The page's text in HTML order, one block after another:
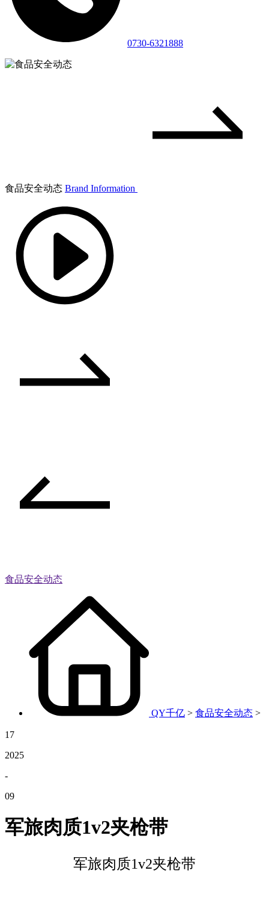
0730-6321888
食品安全动态 Brand Information
食品安全动态
QY千亿 > 食品安全动态 >
17
2025
-
09
军旅肉质1v2夹枪带
军旅肉质1v2夹枪带